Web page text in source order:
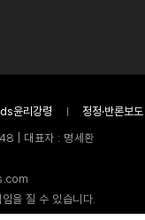
윤리강령 정정·반론보도
| 대표자 : 명세환
을 질 수 있습니다.